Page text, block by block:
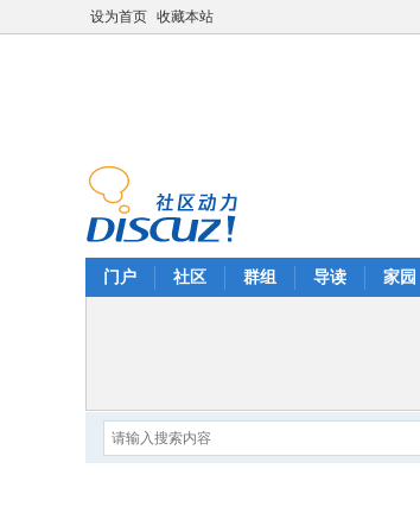
设为首页 收藏本站
门户 社区 群组 导读 家园